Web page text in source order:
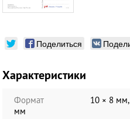
Поделиться
Характеристики
Формат
10 × 8 мм,
мм